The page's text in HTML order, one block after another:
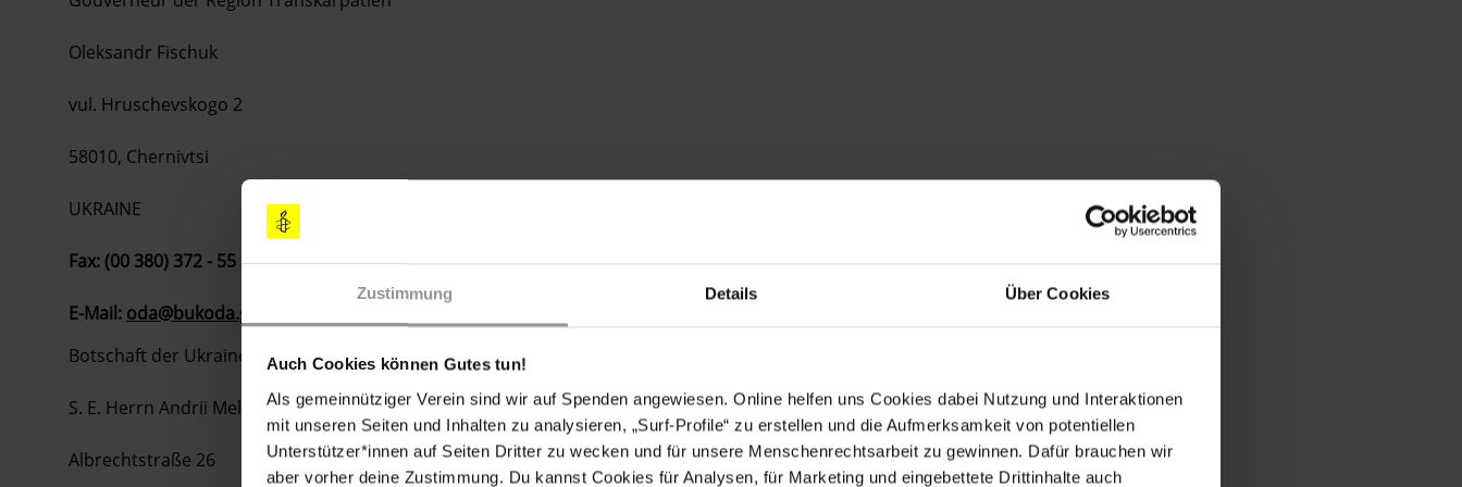
Zustimmung Details Über Cookies
Auch Cookies können Gutes tun!
Als gemeinnütziger Verein sind wir auf Spenden angewiesen. Online helfen uns Cookies dabei Nutzung und Interaktionen
mit unseren Seiten und Inhalten zu analysieren, „Surf-Profile“ zu erstellen und die Aufmerksamkeit von potentiellen
Unterstützer*innen auf Seiten Dritter zu wecken und für unsere Menschenrechtsarbeit zu gewinnen. Dafür brauchen wir
aber vorher deine Zustimmung. Du kannst Cookies für Analysen, für Marketing und eingebettete Drittinhalte auch
Oleksandr Fischuk
vul. Hruschevskogo 2
58010, Chernivtsi
UKRAINE
Fax: (00 380) 372 - 55 37 76
E-Mail: oda@bukoda.gov.ua
Botschaft der Ukraine
S. E. Herrn Andrii Melnyk
Albrechtstraße 26